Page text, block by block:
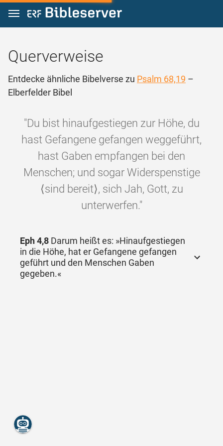
Zum Inhalt springen
Querverweise
Entdecke ähnliche Bibelverse zu Psalm 68,19 –
Elberfelder Bibel
"Du bist hinaufgestiegen zur Höhe, du
hast Gefangene gefangen weggeführt,
hast Gaben empfangen bei den
Menschen; und sogar Widerspenstige
⟨sind bereit⟩, sich Jah, Gott, zu
unterwerfen."
Eph 4,8 Darum heißt es: »Hinaufgestiegen
in die Höhe, hat er Gefangene gefangen
geführt und den Menschen Gaben
gegeben.«